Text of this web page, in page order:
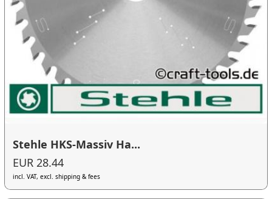
Stehle HKS-Massiv Ha...
EUR 28.44
incl. VAT, excl. shipping & fees